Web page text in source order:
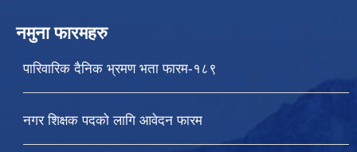
नमुना फारमहरु
पारिवारिक दैनिक भ्रमण भता फारम-१८९
नगर शिक्षक पदको लागि आवेदन फारम